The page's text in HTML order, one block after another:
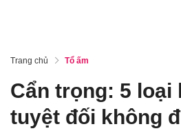
Trang chủ Tổ ấm
Cẩn trọng: 5 loại
tuyệt đối không